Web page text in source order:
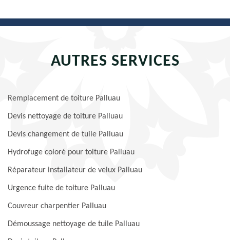
AUTRES SERVICES
Remplacement de toiture Palluau
Devis nettoyage de toiture Palluau
Devis changement de tuile Palluau
Hydrofuge coloré pour toiture Palluau
Réparateur installateur de velux Palluau
Urgence fuite de toiture Palluau
Couvreur charpentier Palluau
Démoussage nettoyage de tuile Palluau